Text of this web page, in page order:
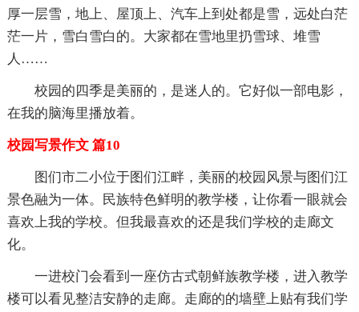
厚一层雪，地上、屋顶上、汽车上到处都是雪，远处白茫
茫一片，雪白雪白的。大家都在雪地里扔雪球、堆雪
人……
校园的四季是美丽的，是迷人的。它好似一部电影，
在我的脑海里播放着。
校园写景作文 篇10
图们市二小位于图们江畔，美丽的校园风景与图们江
景色融为一体。民族特色鲜明的教学楼，让你看一眼就会
喜欢上我的学校。但我最喜欢的还是我们学校的走廊文
化。
一进校门会看到一座仿古式朝鲜族教学楼，进入教学
楼可以看见整洁安静的走廊。走廊的的墙壁上贴有我们学